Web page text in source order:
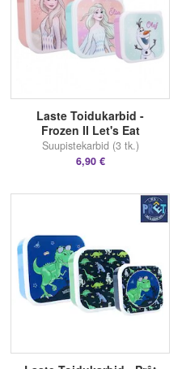
Laste Toidukarbid -
Frozen II Let's Eat
Suupistekarbid (3 tk.)
6,90 €